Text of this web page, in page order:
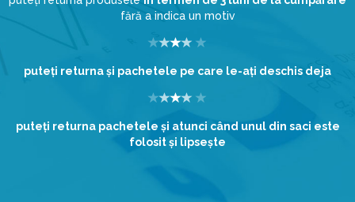
fără a indica un motiv
puteţi returna şi pachetele pe care le-aţi deschis deja
puteţi returna pachetele şi atunci când unul din saci este
folosit şi lipseşte